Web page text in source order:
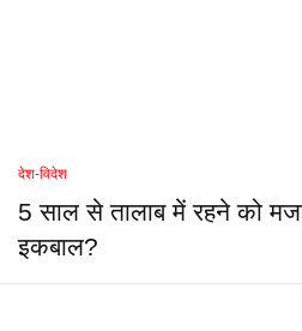
देश-विदेश
5 साल से तालाब में रहने को
इकबाल?